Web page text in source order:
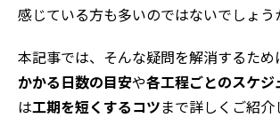
感じている方も多いのではないでしょう
本記事では、そんな疑問を解消するため
かかる日数の目安や各工程ごとのスケジ
は工期を短くするコツ まで詳しくご紹介